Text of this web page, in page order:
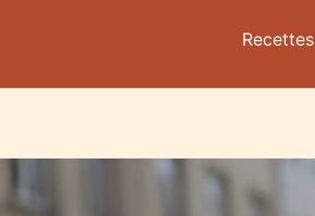
Recettes